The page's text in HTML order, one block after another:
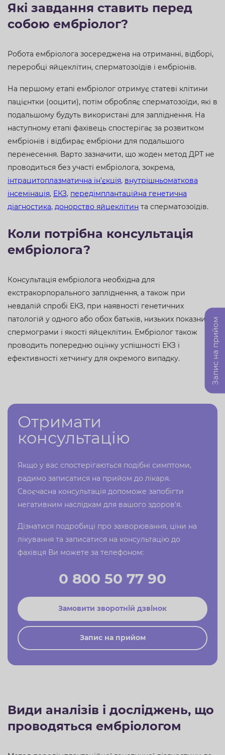
Які завдання ставить перед
собою ембріолог?
Робота ембріолога зосереджена на отриманні, відборі,
переробці яйцеклітин, сперматозоїдів і ембріонів.
На першому етапі ембріолог отримує статеві клітини
пацієнтки (ооцити), потім обробляє сперматозоїди, які в
подальшому будуть використані для запліднення. На
наступному етапі фахівець спостерігає за розвитком
ембріонів і відбирає ембріони для подальшого
перенесення. Варто зазначити, що жоден метод ДРТ не
проводиться без участі ембріолога, зокрема,
інтрацитоплазматична ін'єкція, внутрішньоматкова
інсемінація, ЕКЗ, передімплантаційна генетична
діагностика, донорство яйцеклітин та сперматозоїдів.
Коли потрібна консультація
ембріолога?
Консультація ембріолога необхідна для
екстракорпорального запліднення, а також при
невдалій спробі ЕКЗ, при наявності генетичних
патологій у одного або обох батьків, низьких показниках
спермограми і якості яйцеклітин. Ембріолог також
проводить попередню оцінку успішності ЕКЗ і
ефективності хетчингу для окремого випадку.
Отримати
консультацію
Якщо у вас спостерігаються подібні симптоми,
радимо записатися на прийом до лікаря.
Своєчасна консультація допоможе запобігти
негативним наслідкам для вашого здоров'я.
Дізнатися подробиці про захворювання, ціни на
лікування та записатися на консультацію до
фахівця Ви можете за телефоном:
0 800 50 77 90
Замовити зворотній дзвінок
Запис на прийом
Види аналізів і досліджень, що
проводяться ембріологом
Запис на прийом